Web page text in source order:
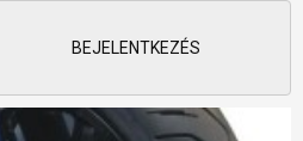
BEJELENTKEZÉS